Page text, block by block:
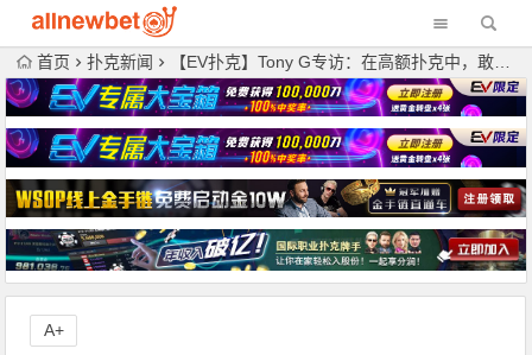
首页 扑克新闻 【EV扑克】Tony G专访：在高额扑克中，敢打敢冲比打得好更重要！
A+